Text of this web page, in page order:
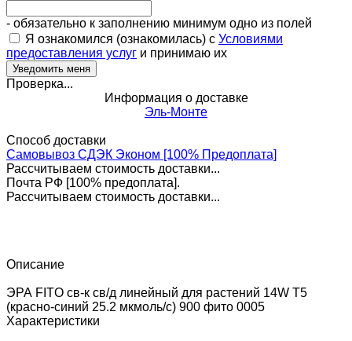
- обязательно к заполнению минимум одно из полей
Я ознакомился (ознакомилась) с Условиями
предоставления услуг и принимаю их
Проверка...
Информация о доставке
Эль-Монте
Способ доставки
Самовывоз СДЭК Эконом [100% Предоплата]
Рассчитываем стоимость доставки...
Почта РФ [100% предоплата].
Рассчитываем стоимость доставки...
Описание
ЭРА FITO св-к св/д линейный для растений 14W T5
(красно-синий 25.2 мкмоль/с) 900 фито 0005
Характеристики